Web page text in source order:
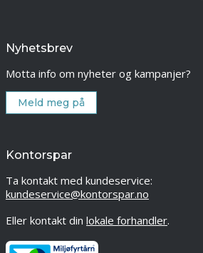
Nyhetsbrev
Motta info om nyheter og kampanjer?
Meld meg på
Kontorspar
Ta kontakt med kundeservice:
kundeservice@kontorspar.no
Eller kontakt din lokale forhandler.